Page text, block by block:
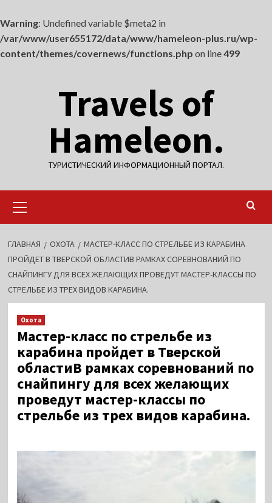
Warning: Undefined variable $meta2 in
/var/www/user655172/data/www/hameleon-plus.ru/wp-
content/themes/covernews/functions.php on line499
Travels of
Hameleon.
ТУРИСТИЧЕСКИЙ ИНФОРМАЦИОННЫЙ ПОРТАЛ.
меню
ГЛАВНАЯ ОХОТА
МАСТЕР-КЛАСС ПО СТРЕЛЬБЕ ИЗ КАРАБИНА
ПРОЙДЕТ В ТВЕРСКОЙ ОБЛАСТИВ РАМКАХ СОРЕВНОВАНИЙ ПО
СНАЙПИНГУ ДЛЯ ВСЕХ ЖЕЛАЮЩИХ ПРОВЕДУТ МАСТЕР-КЛАССЫ ПО
СТРЕЛЬБЕ ИЗ ТРЕХ ВИДОВ КАРАБИНА.
Охота
Мастер-класс по стрельбе из
карабина пройдет в Тверской
областиВ рамках соревнований по
снайпингу для всех желающих
проведут мастер-классы по
стрельбе из трех видов карабина.